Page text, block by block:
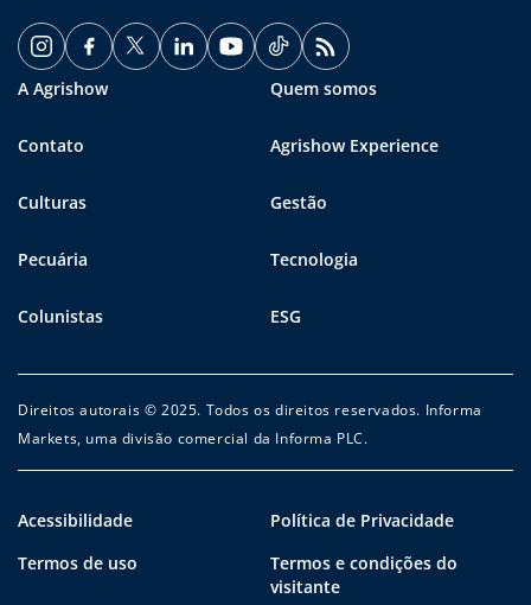
A Agrishow Quem somos
Contato Agrishow Experience
Culturas Gestão
Pecuária Tecnologia
Colunistas ESG
Direitos autorais © 2025. Todos os direitos reservados. Informa
Markets, uma divisão comercial da Informa PLC.
Acessibilidade
Política de Privacidade
Termos de uso
Termos e condições do
visitante